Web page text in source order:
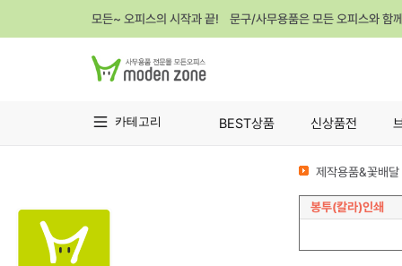
모든~ 오피스의 시작과 끝! 문구/사무용품은 모든 오피스와 함
카테고리 BEST상품 신상품전
제작용품&꽃배
봉투(칼라)인쇄